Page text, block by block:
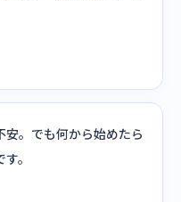
。でも何から始めたら
。